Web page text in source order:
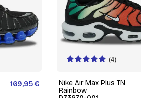
169,95 €
(4)
Nike Air Max Plus TN
Rainbow